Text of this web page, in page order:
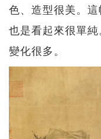
色、造型很美。
也是看起來很單
變化很多。